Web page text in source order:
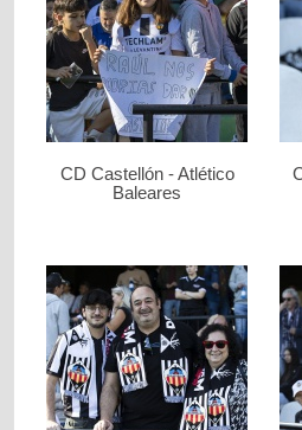
CD Castellón - Atlético
Baleares